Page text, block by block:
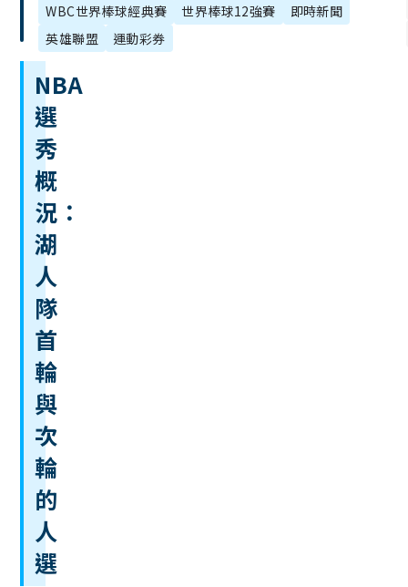
NBA
選
秀
概
況：
湖
人
隊
首
輪
與
次
輪
的
人
選
WBC世界棒球經典賽
世界棒球12強賽
即時新聞
英雄聯盟
運動彩券